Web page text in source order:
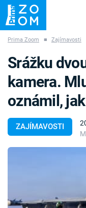
ZÁHADY
Témata
Prima Zoom ■ Zajímavosti
ZAJÍMAVOSTI
Srážku
kamera.
oznámil,